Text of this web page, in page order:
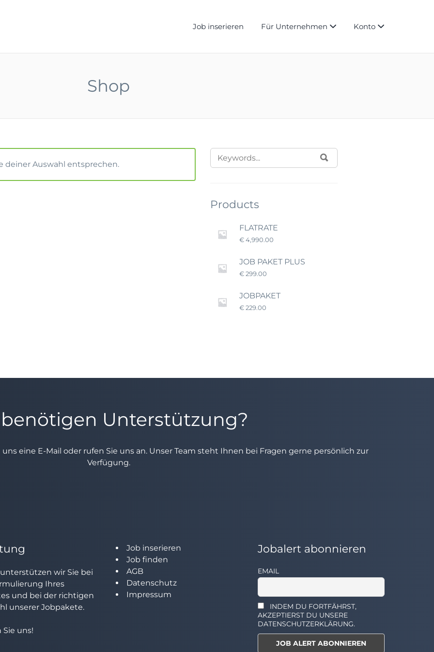
Job inserieren Für Unternehmen Konto
Shop
deiner Auswahl entsprechen.
SEARCH
FOR:
Products
FLATRATE
€4,990.00
JOB PAKET PLUS
€299.00
JOBPAKET
€229.00
benötigen Unterstützung?
eine E-Mail oder rufen Sie uns an. Unser Team steht Ihnen bei Fragen gerne persönlich zur
Verfügung.
wir Sie bei
Ihres
und bei der richtigen
unserer Jobpakete.
Sie uns!
Job inserieren
Job finden
AGB
Datenschutz
Impressum
Jobalert abonnieren
EMAIL
INDEM DU FORTFÄHRST,
AKZEPTIERST DU UNSERE
DATENSCHUTZERKLÄRUNG.